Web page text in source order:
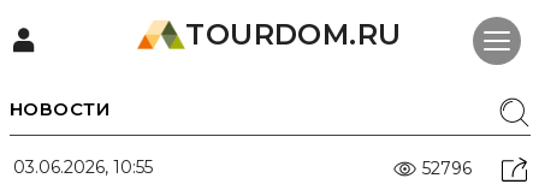
TOURDOM.RU
НОВОСТИ
03.06.2026, 10:55 52796